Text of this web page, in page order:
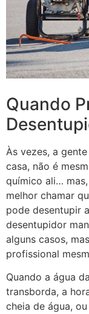
Quando
Às vezes, a
casa, não é
químico ali…
melhor chamar
pode desentupir
desentupidor
alguns casos,
profissional
Quando a água
transborda, a
cheia de água,